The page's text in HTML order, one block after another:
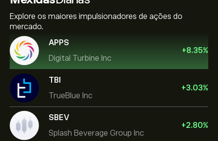
Explore os maiores impulsionadores de ações do
mercado.
APPS
Digital Turbine Inc
+8.35%
TBI
TrueBlue Inc
+3.03%
SBEV
Splash Beverage Group Inc
+2.80%